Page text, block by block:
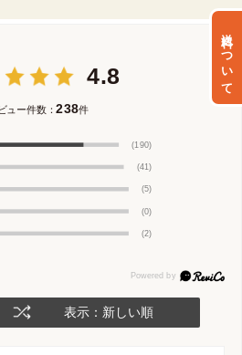
送料について
4.8
ュー件数：238件
(190)
(41)
(5)
(0)
(2)
表示：新しい順